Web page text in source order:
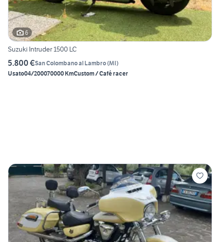
6
Suzuki Intruder 1500 LC
5.800 €San Colombano al Lambro(MI)
Usato04/200070000 KmCustom / Café racer